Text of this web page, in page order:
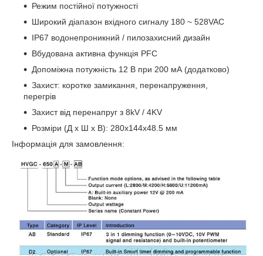
Режим постійної потужності
Широкий діапазон вхідного сигналу 180 ~ 528VAC
IP67 водонепроникний / пилозахисний дизайн
Вбудована активна функція PFC
Допоміжна потужність 12 В при 200 мА (додатково)
Захист: коротке замикання, перенапруження,
перегрів
Захист від перенапруг з 8kV / 4KV
Розміри (Д х Ш х В): 280x144x48.5 мм
Інформація для замовлення: